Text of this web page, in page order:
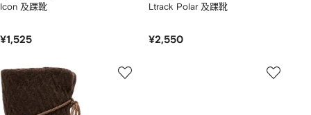
Icon 及踝靴
¥1,525
Ltrack Polar 及踝靴
¥2,550